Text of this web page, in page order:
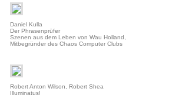
Daniel Kulla
Der Phrasenprüfer
Szenen aus dem Leben von Wau Holland,
Mitbegründer des Chaos Computer Clubs
Robert Anton Wilson, Robert Shea
Illuminatus!